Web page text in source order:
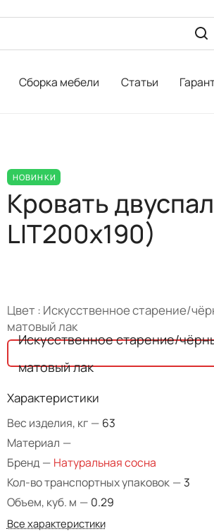
Сборка мебели Статьи
НОВИНКИ
Кровать
LIT200х190)
Цвет : Искусственное старение/
матовый лак
Искусственное старение/
матовый лак
Характеристики
Вес изделия, кг — 63
Материал —
Бренд — Натуральная сосна
Кол-во транспортных упаковок — 3
Объем, куб. м — 0.29
Все характеристики